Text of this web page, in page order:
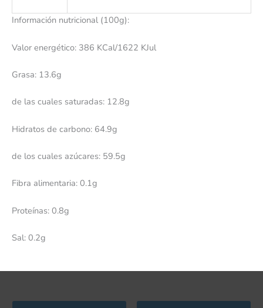
Información nutricional (100g):
Valor energético: 386 KCal/1622 KJul
Grasa: 13.6g
de las cuales saturadas: 12.8g
Hidratos de carbono: 64.9g
de los cuales azúcares: 59.5g
Fibra alimentaria: 0.1g
Proteínas: 0.8g
Sal: 0.2g